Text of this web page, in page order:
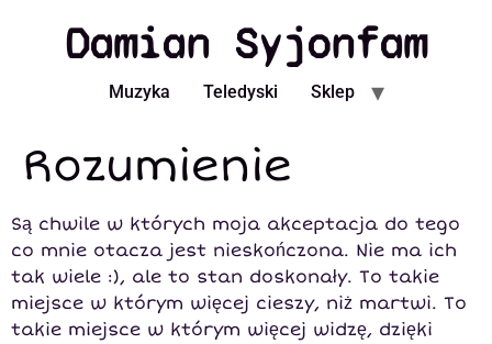
Damian Syjonfam
Muzyka Teledyski Sklep
Rozumienie
Są chwile w których moja akceptacja do tego
co mnie otacza jest nieskończona. Nie ma ich
tak wiele :), ale to stan doskonały. To takie
miejsce w którym więcej cieszy, niż martwi. To
takie miejsce w którym więcej widzę, dzięki